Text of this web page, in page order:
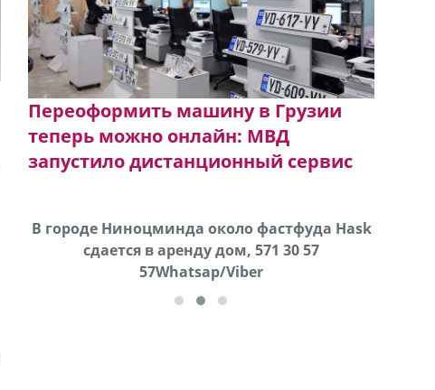
Переоформить машину в Грузии
теперь можно онлайн: МВД
запустило дистанционный сервис
В городе Ниноцминда около фастфуда Hask
cдается в аренду дом, 571 30 57
57Whatsap/Viber
Продается машина марки Prado,571 30 57
57Whatsap/Viber